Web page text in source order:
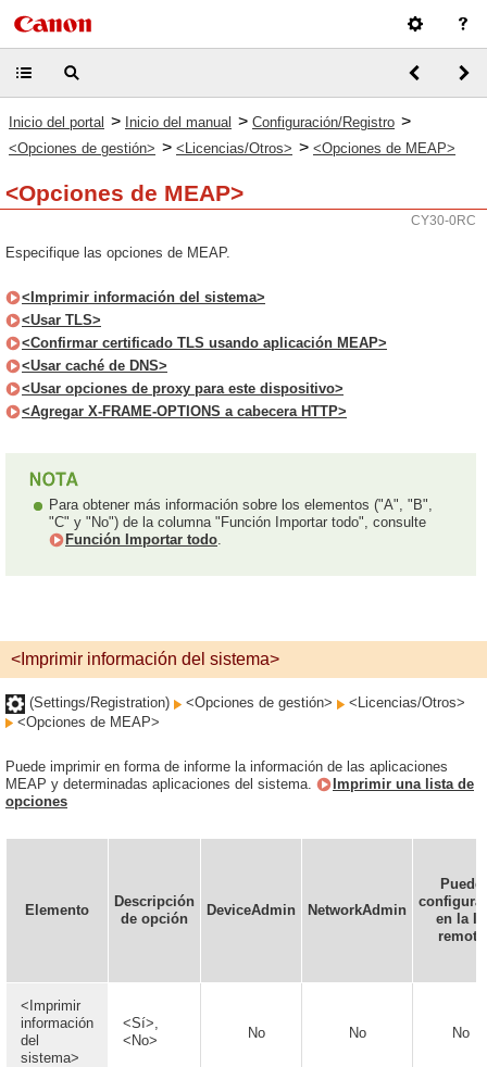
Inicio del portal > Inicio del manual > Configuración/Registro >
<Opciones de gestión> > <Licencias/Otros> > <Opciones de MEAP>
<Opciones de MEAP>
CY30-0RC
Especifique las opciones de MEAP.
<Imprimir información del sistema>
<Usar TLS>
<Confirmar certificado TLS usando aplicación MEAP>
<Usar caché de DNS>
<Usar opciones de proxy para este dispositivo>
<Agregar X-FRAME-OPTIONS a cabecera HTTP>
Para obtener más información sobre los elementos ("A", "B",
"C" y "No") de la columna "Función Importar todo", consulte
Función Importar todo.
<Imprimir información del sistema>
(Settings/Registration) <Opciones de gestión>
<Licencias/Otros>
<Opciones de MEAP>
Puede imprimir en forma de informe la información de las aplicaciones
MEAP y determinadas aplicaciones del sistema.
Imprimir una lista de
opciones
Elemento
Descripción
de opción
DeviceAdmin NetworkAdmin
Puede
en la IU
remota
<Imprimir
información
del
sistema>
<Sí>,
<No>
No No No